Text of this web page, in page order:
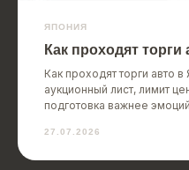
ЯПОНИЯ
Как проходят
Как проходят торги авто
аукционный лист, лимит
подготовка важнее
27.07.2026